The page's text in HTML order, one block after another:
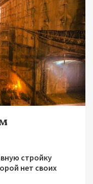
стройку
нет своих